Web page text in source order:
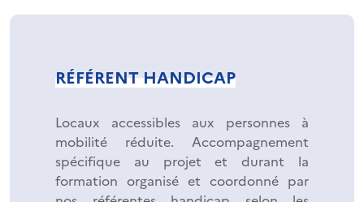
RÉFÉRENT HANDICAP
Locaux accessibles aux personnes à
mobilité réduite. Accompagnement
spécifique au projet et durant la
formation organisé et coordonné par